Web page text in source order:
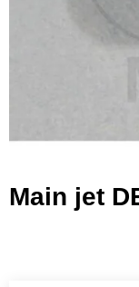
Main jet